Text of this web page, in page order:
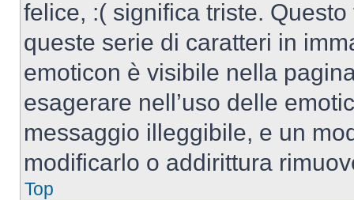
felice, :( significa triste.
queste serie di caratteri in
emoticon è visibile nella
esagerare nell’uso delle
messaggio illeggibile, e un
modificarlo o addirittura
Top